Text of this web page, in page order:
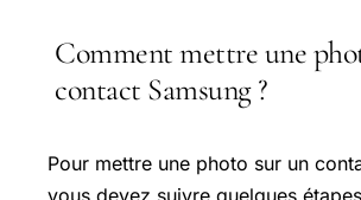
Comment mettre une
contact Samsung ?
Pour mettre une photo sur un
vous devez suivre quelques